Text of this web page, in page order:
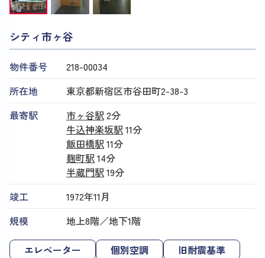
シティ市ヶ谷
物件番号
218​-​00034
所在地
東京都新宿区市谷田町2-38-3
最寄駅
市ヶ谷駅2分
牛込神楽坂駅11分
飯田橋駅11分
麹町駅14分
半蔵門駅19分
竣工
1972年11月
規模
地上8階／地下1階
エレベーター 個別空調
旧耐震基準